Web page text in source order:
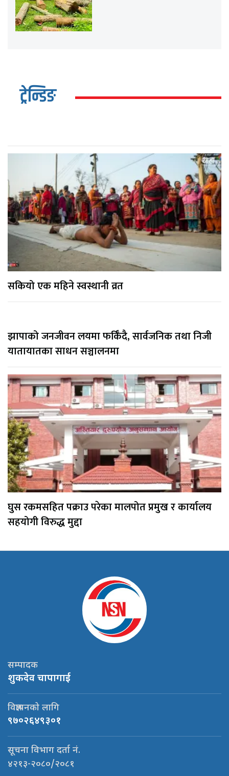
ट्रेन्डिङ
सकियो एक महिने स्वस्थानी व्रत
झापाको जनजीवन लयमा फर्किँदै, सार्वजनिक तथा निजी
यातायातका साधन सञ्चालनमा
घुस रकमसहित पक्राउ परेका मालपोत प्रमुख र कार्यालय
सहयोगी विरुद्ध मुद्दा
सम्पादक
शुकदेव चापागाई
विज्ञापनको लागि
९७०२६४९३०१
सूचना विभाग दर्ता नं.
४२१३-२०८०/२०८१